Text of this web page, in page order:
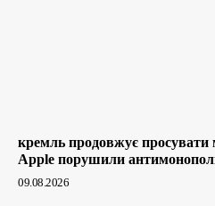
кремль продовжує
Apple порушили
09.08.2026